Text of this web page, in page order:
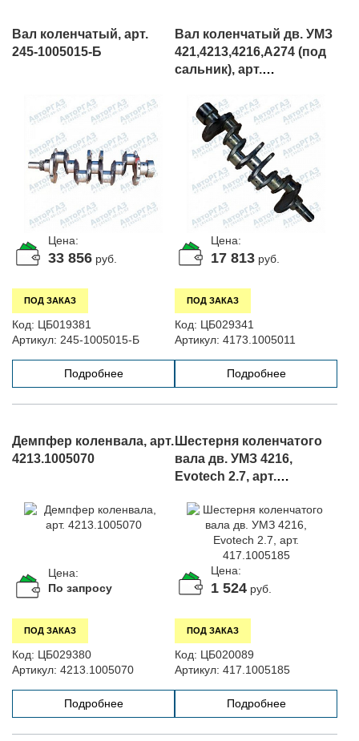
Вал коленчатый, арт.
245-1005015-Б
Цена:
33 856 руб.
ПОД ЗАКАЗ
Код: ЦБ019381
Артикул: 245-1005015-Б
Подробнее
Вал коленчатый дв. УМЗ
421,4213,4216,А274 (под
сальник), арт.
Цена:
17 813 руб.
ПОД ЗАКАЗ
Код: ЦБ029341
Артикул: 4173.1005011
Подробнее
Демпфер коленвала, арт.
4213.1005070
Цена:
По запросу
ПОД ЗАКАЗ
Код: ЦБ029380
Артикул: 4213.1005070
Подробнее
Шестерня коленчатого
вала дв. УМЗ 4216,
Evotech 2.7, арт.
Цена:
1 524 руб.
ПОД ЗАКАЗ
Код: ЦБ020089
Артикул: 417.1005185
Подробнее